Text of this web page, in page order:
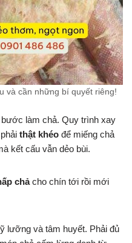
và cần những bí quyết riêng!
làm chả. Quy trình xay
thật khéo để miếng chả
kết cấu vẫn dẻo bùi.
chảcho chín tới rồi mới
lưỡng và tâm huyết. Phải đủ